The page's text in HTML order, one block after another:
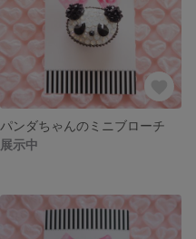
パンダちゃんのミニブローチ
展示中